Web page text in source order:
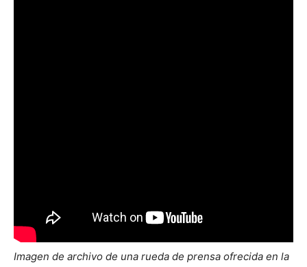
Imagen de archivo de una rueda de prensa ofrecida en la